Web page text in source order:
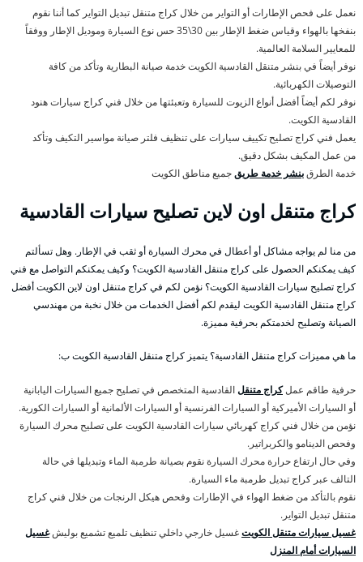
نعمل على فحص الإطارات أو التواير من خلال كراج متنقل تبديل التواير كما أننا نقوم
بنفخها بالهواء وقياس ضغط الإطار بين 30\35 حس نوع السيارة وموديل الإطار ووفقاً
للمعايير السلامة العالمية.
نوفر أيضاً في بنشر متنقل القادسية الكويت خدمة صيانة البطارية وتأكد من كافة
التوصيلات الكهربائية.
نوفر لكم أيضاً أفضل أنواع الزيوت للسيارة وتعبئتها من خلال فني كراج سيارات هنود
القادسية الكويت.
يعمل فني كراج تصليح تكييف سيارات على تنظيف فلتر صيانة مواسير التكيف وتأكد
من عمل المكيف بشكل دقيق.
خدمة الطرقبنشر خدمة طريقجميع مناطق الكويت
كراج متنقل اون لاين تصليح سيارات القادسية
من منا لم يواجه مشاكل أو أعطال في محرك السيارة أو ثقب في الإطار. وهل تسألتم
كيف يمكنكم الحصول على كراج متنقل القادسية الكويت؟ وكيف يمكنكم التواصل مع فني
كراج تصليح سيارات القادسية الكويت؟ نؤمن لكم في كراج متنقل اون لاين الكويت أفضل
كراج متنقل القادسية الكويت ليقدم لكم أفضل الخدمات من خلال نخبة من مهندسي
الصيانة وتصليح لخدمتكم بحرفية مميزة.
ما هي مميزات كراج متنقل القادسية؟ يتميز كراج متنقل القادسية الكويت ب:
حرفية طاقم عملكراج متنقلالقادسية المتخصص في تصليح جميع السيارات اليابانية
أو السيارات الأميركية أو السيارات الفرنسية أو السيارات الألمانية أو السيارات الكورية.
نؤمن من خلال فني كراج كهربائي سيارات القادسية الكويت على تصليح محرك السيارة
وفحص الدينامو والكربراتير.
وفي حال ارتفاع حرارة محرك السيارة نقوم بصيانة طرمبة الماء وتبديلها في حالة
التالف عبر كراج تبديل طرمبة ماء السيارة.
نقوم بالتأكد من ضغط الهواء في الإطارات وفحص هيكل الرنجات من خلال فني كراج
متنقل تبديل التواير.
غسيل سيارات متنقل الكويتغسيل خارجي داخلي تنظيف تلميع تشميع بوليشغسيل
السيارات أمام المنزل